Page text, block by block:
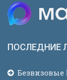
ПОСЛЕДНИЕ